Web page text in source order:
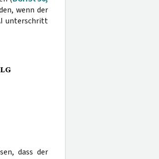
wenn der
unterschritt
dass der